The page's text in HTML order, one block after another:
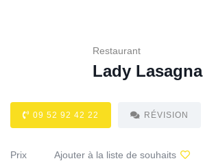
Restaurant
Lady Lasagna
09 52 92 42 22 RÉVISION
Prix Ajouter à la liste de souhaits